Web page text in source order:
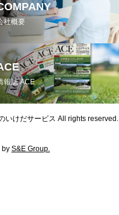
社概要
報誌 ACE
いけだサービス All rights reserved.
by S&E Group.